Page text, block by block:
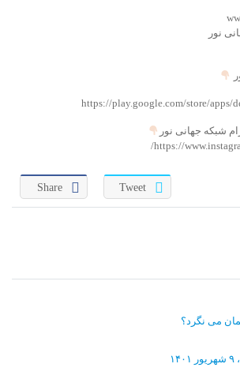
واحد علمی – درس صحیح بخاری
واحد علمی – فقه السنه
نور
https://play.google.com/store/apps/
شبکه جهانی نور
https://
Share Tweet
می نگرد؟